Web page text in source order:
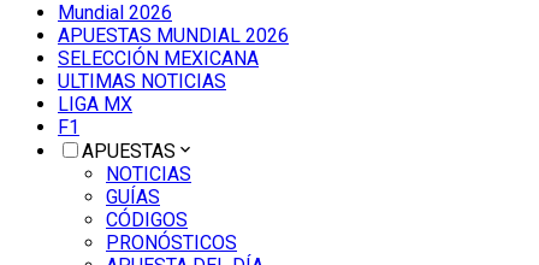
Mundial 2026
APUESTAS MUNDIAL 2026
SELECCIÓN MEXICANA
ULTIMAS NOTICIAS
LIGA MX
F1
APUESTAS
NOTICIAS
GUÍAS
CÓDIGOS
PRONÓSTICOS